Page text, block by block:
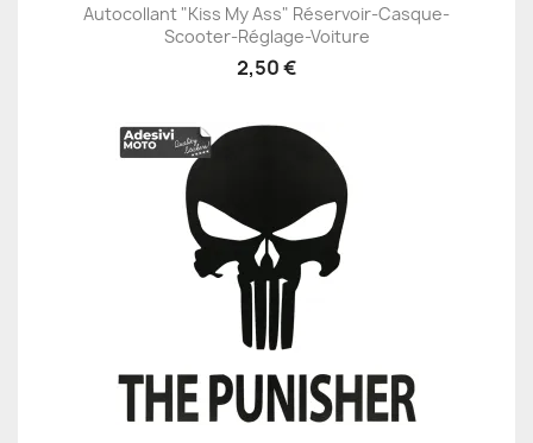
Autocollant "Kiss My Ass" Réservoir-Casque-
Scooter-Réglage-Voiture
2,50 €